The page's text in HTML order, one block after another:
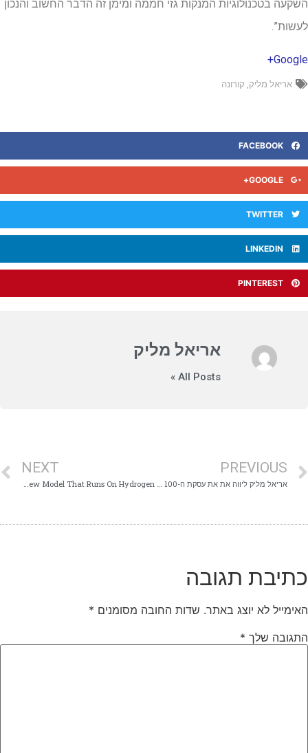
בטכנולוגיות המנקות גזי חממה ומימן זה הדבר החשוב והנכון
אריאל מליק,קורונה
FACEBOOK
GOOGLE+
TWITTER
LINKEDIN
PINTEREST
אריאל מליק
All Posts »
PREVIOUS
אריאל מליק ליווה את את עסקת ה-100 מיליון דולר של "פרדיים גאופיסיקל"
NEXT
Renault Provides a Glimpse of New Model That Runs On Hydrogen
תגובה
לא יוצג באתר. שדות החובה מסומנים*
שלך*